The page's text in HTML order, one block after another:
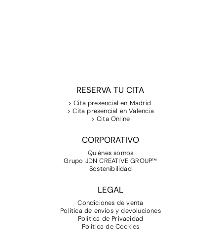
RESERVA TU CITA
> Cita presencial en Madrid
> Cita presencial en Valencia
> Cita Online
CORPORATIVO
Quiénes somos
Grupo JDN CREATIVE GROUP™
Sostenibilidad
LEGAL
Condiciones de venta
Política de envíos y devoluciones
Política de Privacidad
Política de Cookies